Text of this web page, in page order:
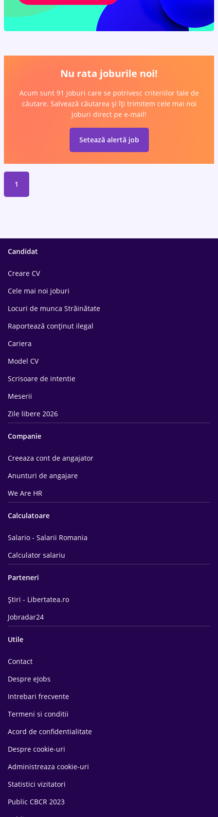
Nu rata joburile noi!
Acum sunt 91 joburi care se potrivesc criteriilor tale de
căutare. Salvează căutarea și îți trimitem cele mai noi
joburi direct pe e-mail!
Setează alertă job
1
Candidat
Creare CV
Cele mai noi joburi
Locuri de munca Străinătate
Raportează conținut ilegal
Cariera
Model CV
Scrisoare de intentie
Meserii
Zile libere 2026
Companie
Creeaza cont de angajator
Anunturi de angajare
We Are HR
Calculatoare
Salario - Salarii Romania
Calculator salariu
Parteneri
Știri - Libertatea.ro
Jobradar24
Utile
Contact
Despre eJobs
Intrebari frecvente
Termeni si conditii
Acord de confidentialitate
Despre cookie-uri
Administreaza cookie-uri
Statistici vizitatori
Public CBCR 2023